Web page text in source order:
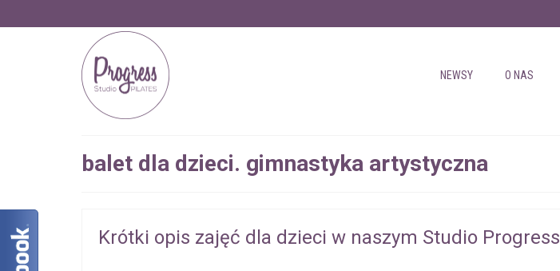
NEWSY O NAS
balet dla dzieci. gimnastyka artystyczna
Krótki opis zajęć dla dzieci w naszym Studio Progress